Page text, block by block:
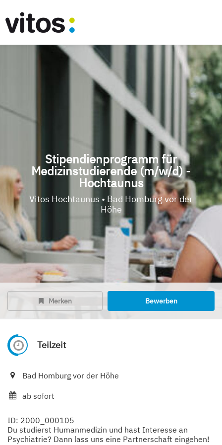
Stipendienprogramm für
Medizinstudierende (m/w/d) -
Hochtaunus
Vitos Hochtaunus • Bad Homburg vor der
Höhe
Merken Bewerben
Teilzeit
Bad Homburg vor der Höhe
ab sofort
ID: 2000_000105
Du studierst Humanmedizin und hast Interesse an
Psychiatrie? Dann lass uns eine Partnerschaft eingehen!